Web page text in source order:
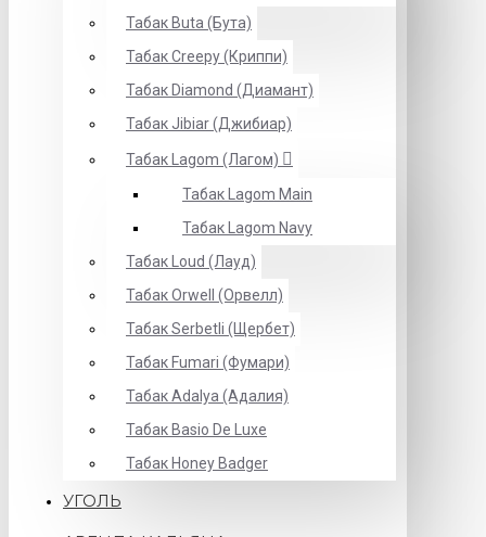
Табак Buta (Бута)
Табак Creepy (Криппи)
Табак Diamond (Диамант)
Табак Jibiar (Джибиар)
Табак Lagom (Лагом)
Табак Lagom Main
Табак Lagom Navy
Табак Loud (Лауд)
Табак Orwell (Орвелл)
Табак Serbetli (Щербет)
Табак Fumari (Фумари)
Табак Adalya (Адалия)
Табак Basio De Luxe
Табак Honey Badger
УГОЛЬ